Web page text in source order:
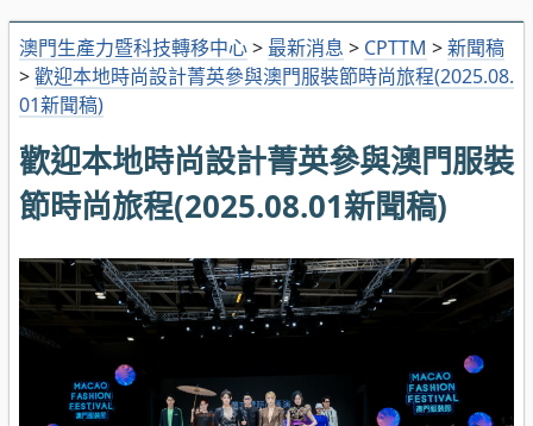
澳門生產力暨科技轉移中心> 最新消息 > CPTTM >新聞稿
>歡迎本地時尚設計菁英參與澳門服裝節時尚旅程(2025.08.
01新聞稿)
歡迎本地時尚設計菁英參與澳門服裝
節時尚旅程(2025.08.01新聞稿)